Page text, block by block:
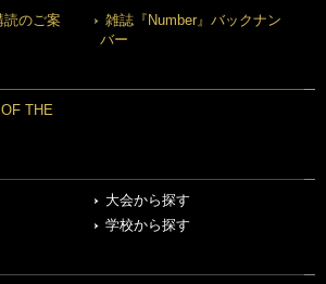
読のご案
雑誌『Number』バックナン
バー
THE
大会から探す
学校から探す